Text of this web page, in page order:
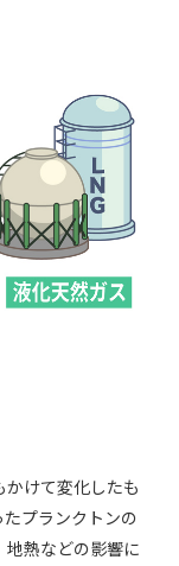
けて変化したも
プランクトンの
熱などの影響に